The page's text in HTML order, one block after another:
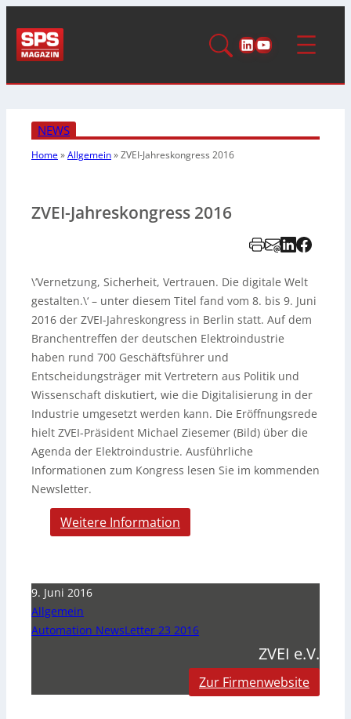
LinkedIn
YouTube
NEWS
Home»Allgemein»ZVEI-Jahreskongress 2016
ZVEI-Jahreskongress 2016
\’Vernetzung, Sicherheit, Vertrauen. Die digitale Welt
gestalten.\‘ – unter diesem Titel fand vom 8. bis 9. Juni
2016 der ZVEI-Jahreskongress in Berlin statt. Auf dem
Branchentreffen der deutschen Elektroindustrie
haben rund 700 Geschäftsführer und
Entscheidungsträger mit Vertretern aus Politik und
Wissenschaft diskutiert, wie die Digitalisierung in der
Industrie umgesetzt werden kann. Die Eröffnungsrede
hielt ZVEI-Präsident Michael Ziesemer (Bild) über die
Agenda der Elektroindustrie. Ausführliche
Informationen zum Kongress lesen Sie im kommenden
Newsletter.
Weitere Information
9. Juni 2016
Allgemein
Automation NewsLetter 23 2016
ZVEI e.V.
Zur Firmenwebsite